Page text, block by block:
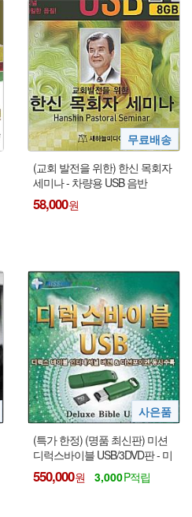
(교회 발전을 위한) 한신 목회자
세미나 - 차량용 USB 음반
(8GB) : 컴퓨터 PC, 노트북 사용
가능 !!!
58,000
(특가 한정) (명품 최신판) 미션
디럭스바이블 USB/3DVD판 - 미
션포이멘 결합 + 사은품
550,000 3,000